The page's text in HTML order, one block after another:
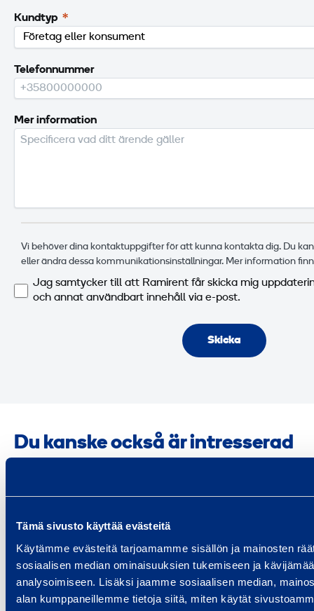
Tämä sivusto käyttää evästeitä
Käytämme evästeitä tarjoamamme sisällön ja mainosten
sosiaalisen median ominaisuuksien tukemiseen ja
analysoimiseen. Lisäksi jaamme sosiaalisen median,
alan kumppaneillemme tietoja siitä, miten käytät
Kundtyp
Telefonnummer
Mer information
Vi behöver dina kontaktuppgifter för att kunna kontakta dig. Du
eller ändra dessa kommunikationsinställningar. Mer information
Jag samtycker till att Ramirent får skicka mig
och annat användbart innehåll via e-post.
Skicka
Du kanske också är intresserad
Uppvärmning och avfuktning
Läs om våra tjänster för uppvärmning
och avfuktning.